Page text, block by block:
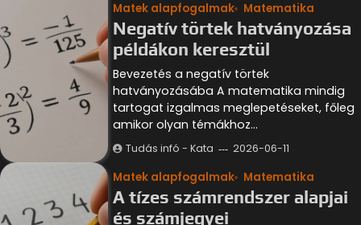
Matek alapfogalmak
Matematika
Negatív törtek hatványozása
példákon keresztül
Bevezetés a negatív törtek
hatványozásába A matematika mindig
tartogat izgalmas meglepetéseket, főleg
amikor olyan témákhoz…
Tudás infó - Kata 2026-06-11
Matek alapfogalmak Matematika
A tízes számrendszer alapjai
és számjegyei